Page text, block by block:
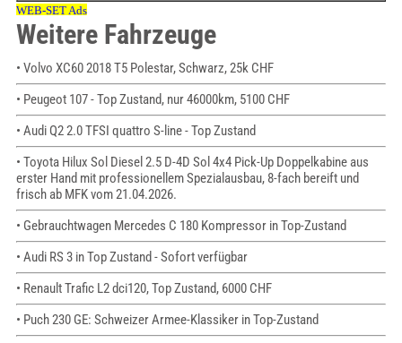
Weitere Fahrzeuge
• Volvo XC60 2018 T5 Polestar, Schwarz, 25k CHF
• Peugeot 107 - Top Zustand, nur 46000km, 5100 CHF
• Audi Q2 2.0 TFSI quattro S-line - Top Zustand
• Toyota Hilux Sol Diesel 2.5 D-4D Sol 4x4 Pick-Up Doppelkabine aus
erster Hand mit professionellem Spezialausbau, 8-fach bereift und
frisch ab MFK vom 21.04.2026.
• Gebrauchtwagen Mercedes C 180 Kompressor in Top-Zustand
• Audi RS 3 in Top Zustand - Sofort verfügbar
• Renault Trafic L2 dci120, Top Zustand, 6000 CHF
• Puch 230 GE: Schweizer Armee-Klassiker in Top-Zustand